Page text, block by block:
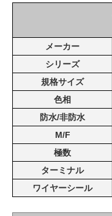
メーカー
シリーズ
規格サイズ
色相
防水/非防水
M/F
極数
ターミナル
ワイヤーシール